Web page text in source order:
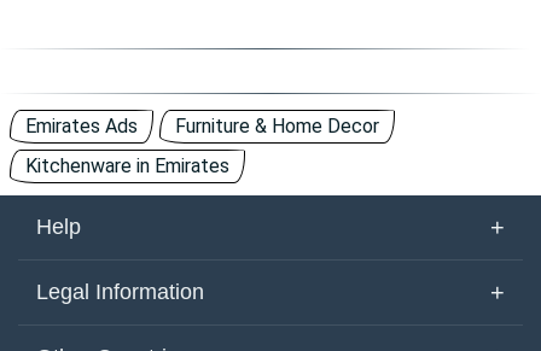
Emirates Ads
Furniture & Home Decor
Kitchenware in Emirates
Help +
About Us
Legal Information +